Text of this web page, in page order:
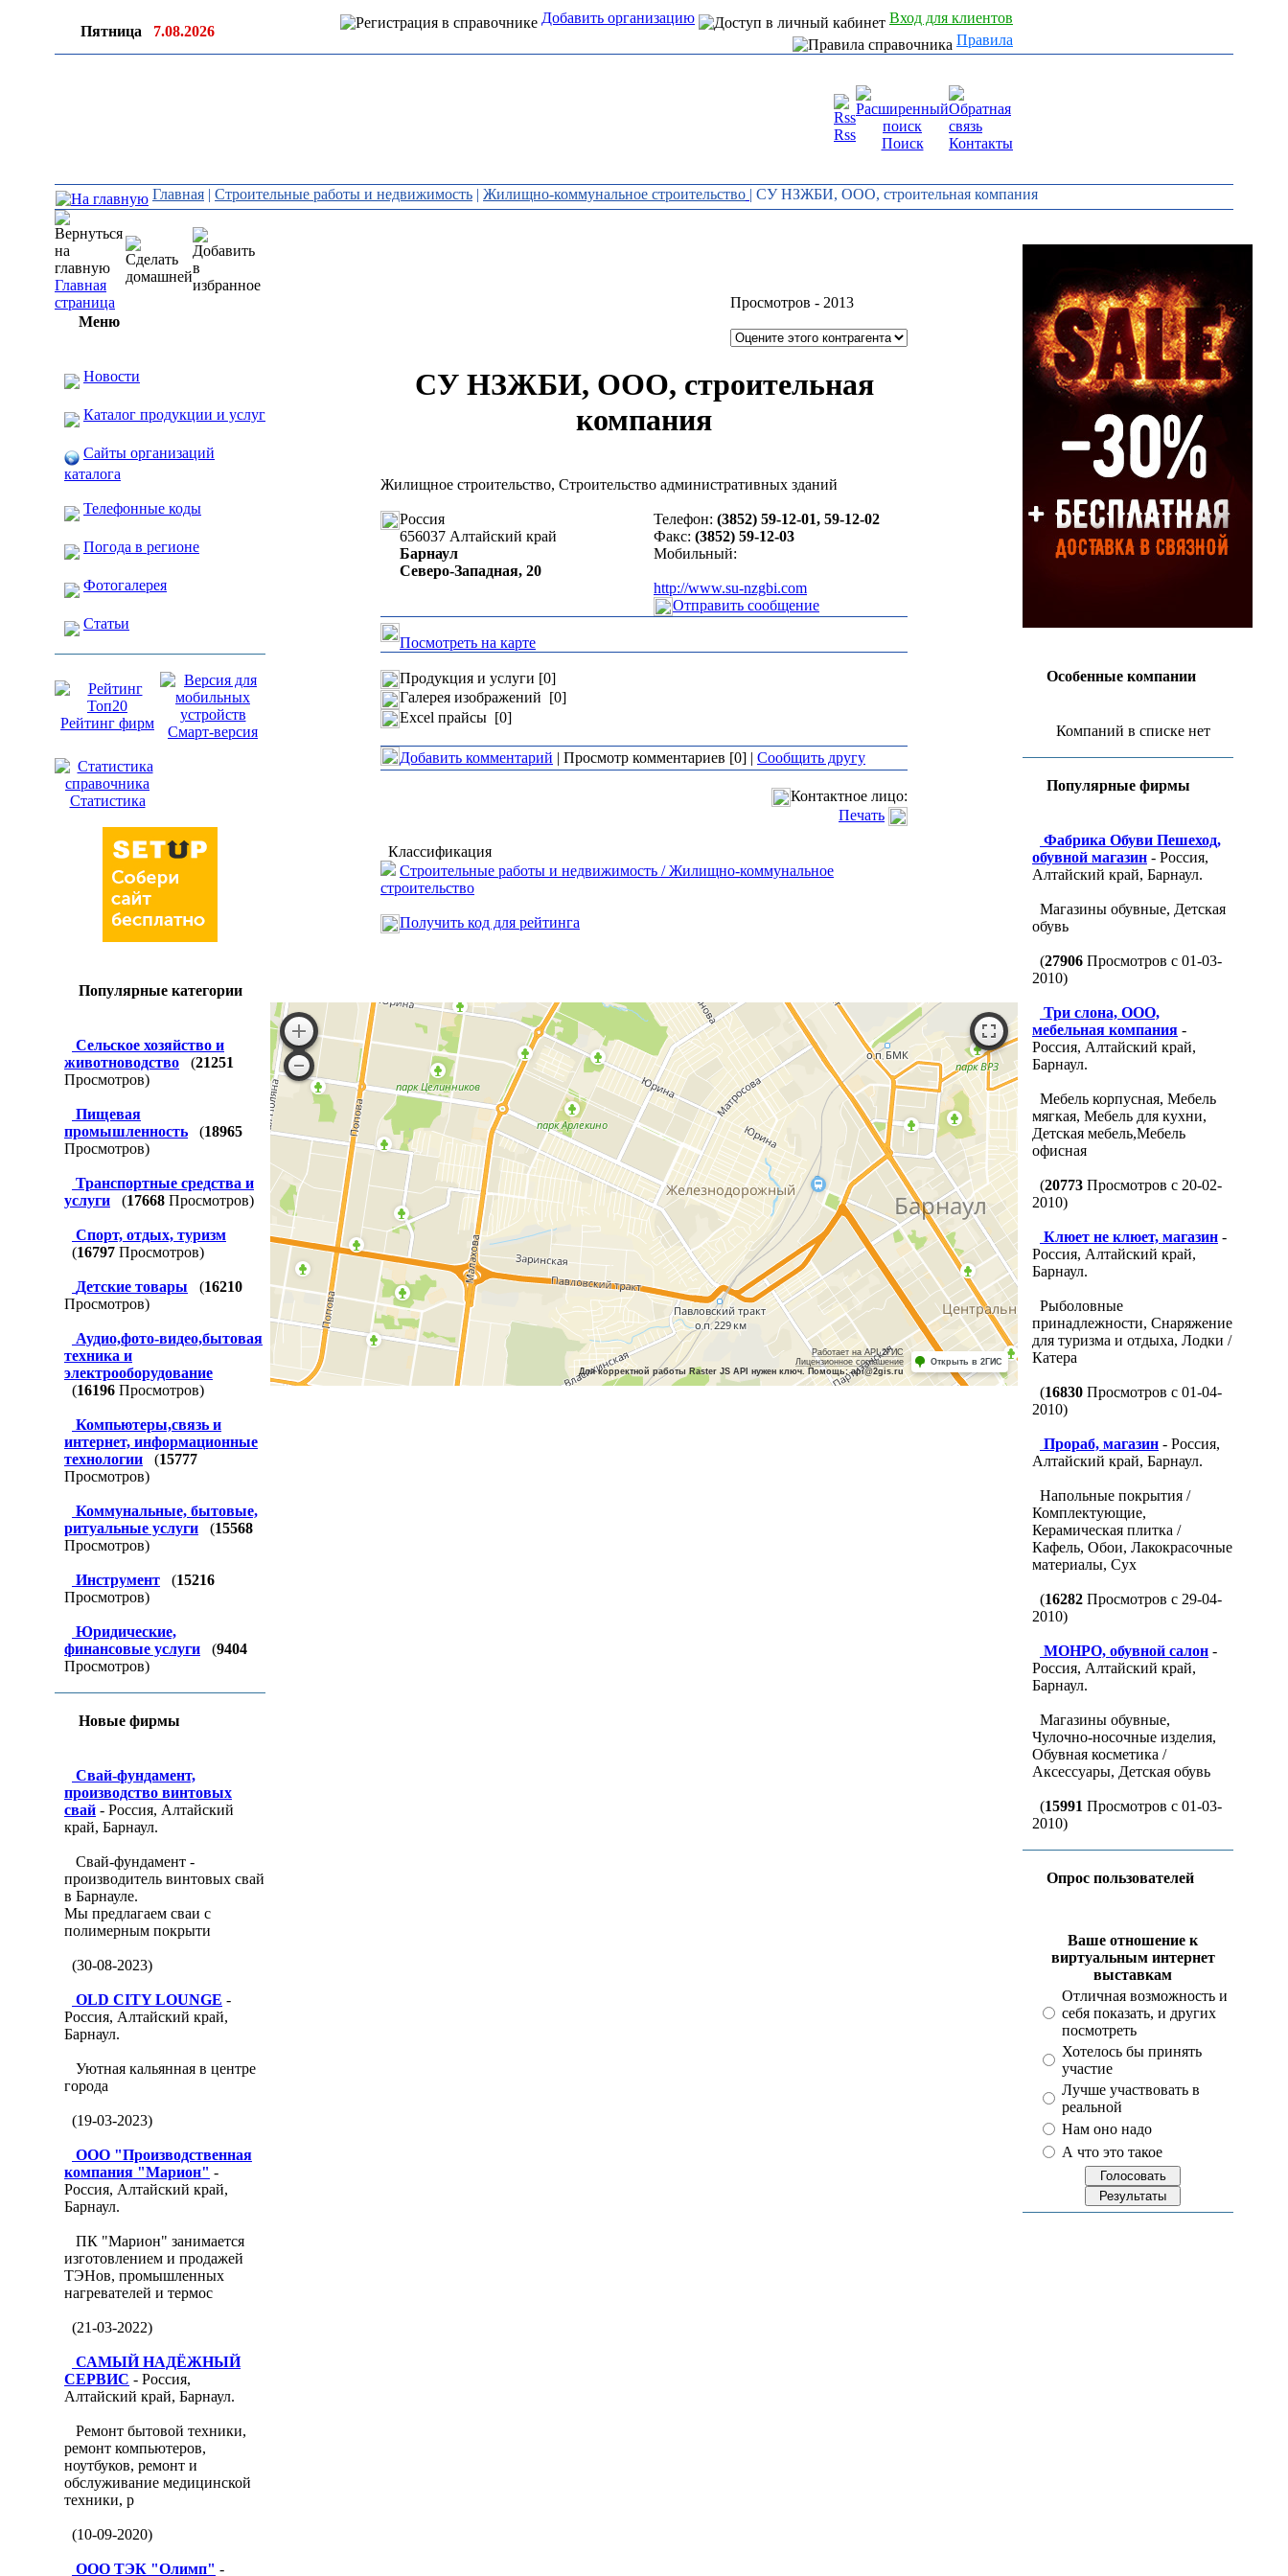
Пятница 7.08.2026
Добавить организацию
Вход для клиентов
Правила
Rss
Поиск Контакты
Главная | Строительные работы и недвижимость | Жилищно-коммунальное строительство | СУ НЗЖБИ, ООО, строительная компания
Главная
страница
Меню
Новости
Каталог продукции и услуг
Сайты организаций
каталога
Телефонные коды
Погода в регионе
Фотогалерея
Статьи
Рейтинг фирм
Смарт-версия
Статистика
Популярные категории
Сельское хозяйство и
животноводство
(21251
Просмотров)
Пищевая
промышленность
(18965
Просмотров)
Транспортные средства и
услуги
(17668 Просмотров)
Спорт, отдых, туризм
(16797 Просмотров)
Детские товары (16210
Просмотров)
Аудио,фото-видео,бытовая
техника и
электрооборудование
(16196 Просмотров)
Компьютеры,связь и
интернет, информационные
технологии
(15777
Просмотров)
Коммунальные, бытовые,
ритуальные услуги
(15568
Просмотров)
Инструмент (15216
Просмотров)
Юридические,
финансовые услуги
(9404
Просмотров)
Новые фирмы
Свай-фундамент,
производство винтовых
свай - Россия, Алтайский
край, Барнаул.
Свай-фундамент -
производитель винтовых свай
в Барнауле.
Мы предлагаем сваи с
полимерным покрыти
(30-08-2023)
OLD CITY LOUNGE -
Россия, Алтайский край,
Барнаул.
Уютная кальянная в центре
города
(19-03-2023)
ООО "Производственная
компания "Марион" -
Россия, Алтайский край,
Барнаул.
ПК "Марион" занимается
изготовлением и продажей
ТЭНов, промышленных
нагревателей и термос
(21-03-2022)
САМЫЙ НАДЁЖНЫЙ
СЕРВИС - Россия,
Алтайский край, Барнаул.
Ремонт бытовой техники,
ремонт компьютеров,
ноутбуков, ремонт и
обслуживание медицинской
техники, р
(10-09-2020)
ООО ТЭК "Олимп" -
Просмотров - 2013
СУ НЗЖБИ, ООО, строительная
компания
Жилищное строительство, Строительство административных зданий
Россия
656037 Алтайский край
Барнаул
Северо-Западная, 20
Телефон: (3852) 59-12-01, 59-12-02
Факс: (3852) 59-12-03
Мобильный:
http://www.su-nzgbi.com
Отправить сообщение
Посмотреть на карте
Продукция и услуги [0]
Галерея изображений [0]
Excel прайсы [0]
Добавить комментарий | Просмотр комментариев [0] | Сообщить другу
Контактное лицо:
Печать
Классификация
Строительные работы и недвижимость / Жилищно-коммунальное
строительство
Получить код для рейтинга
Работает на API 2ГИС
Лицензионное соглашение
Для корректной работы Raster JS API нужен ключ. Помощь: api@2gis.ru
Открыть в 2ГИС
Особенные компании
Компаний в списке нет
Популярные фирмы
Фабрика Обуви Пешеход,
обувной магазин - Россия,
Алтайский край, Барнаул.
Магазины обувные, Детская
обувь
(27906 Просмотров с 01-03-
2010)
Три слона, ООО,
мебельная компания -
Россия, Алтайский край,
Барнаул.
Мебель корпусная, Мебель
мягкая, Мебель для кухни,
Детская мебель,Мебель
офисная
(20773 Просмотров с 20-02-
2010)
Клюет не клюет, магазин -
Россия, Алтайский край,
Барнаул.
Рыболовные
принадлежности, Снаряжение
для туризма и отдыха, Лодки /
Катера
(16830 Просмотров с 01-04-
2010)
Прораб, магазин - Россия,
Алтайский край, Барнаул.
Напольные покрытия /
Комплектующие,
Керамическая плитка /
Кафель, Обои, Лакокрасочные
материалы, Сух
(16282 Просмотров с 29-04-
2010)
МОНРО, обувной салон -
Россия, Алтайский край,
Барнаул.
Магазины обувные,
Чулочно-носочные изделия,
Обувная косметика /
Аксессуары, Детская обувь
(15991 Просмотров с 01-03-
2010)
Опрос пользователей
Ваше отношение к
виртуальным интернет
выставкам
Отличная возможность и
себя показать, и других
посмотреть
Хотелось бы принять
участие
Лучше участвовать в
реальной
Нам оно надо
А что это такое